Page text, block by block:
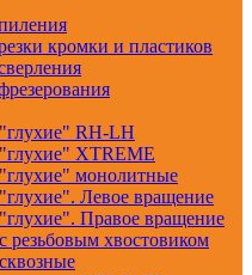
кромки и пластиков
RH-LH
XTREME
монолитные
Левое вращение
Правое вращение
резьбовым хвостовиком